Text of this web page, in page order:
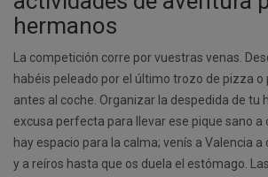
hermanos
La competición corre por vuestras venas.
habéis peleado por el último trozo de pizza o
antes al coche. Organizar la despedida de tu
excusa perfecta para llevar ese pique sano a
hay espacio para la calma; venís a Valencia
y a reíros hasta que os duela el estómago.